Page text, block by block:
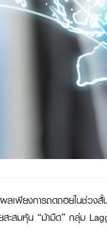
ลเพียงการถดถอยในช่ว
ะสมหุ้น “ม้ามืด” กลุ่ม